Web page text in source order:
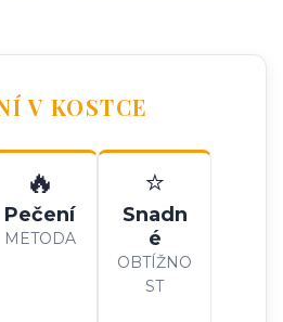
V KOSTCE
🔥
Pečení
METODA
⭐
Snadn
é
OBTÍŽNO
ST